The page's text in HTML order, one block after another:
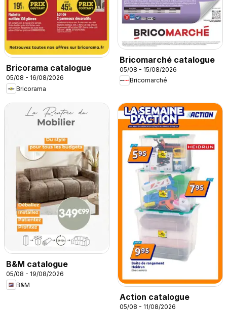
Bricorama catalogue
05/08 - 16/08/2026
Bricorama
Bricomarché catalogue
05/08 - 15/08/2026
Bricomarché
B&M catalogue
05/08 - 19/08/2026
B&M
Action catalogue
05/08 - 11/08/2026